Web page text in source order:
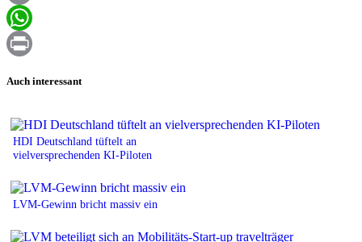
Email
WhatsApp
Auch interessant
HDI Deutschland tüftelt an
vielversprechenden KI-Piloten
LVM-Gewinn bricht massiv ein